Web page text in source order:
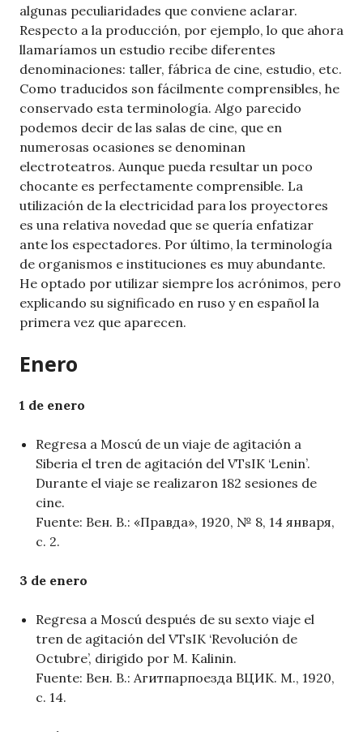
algunas peculiaridades que conviene aclarar.
Respecto a la producción, por ejemplo, lo que ahora
llamaríamos un estudio recibe diferentes
denominaciones: taller, fábrica de cine, estudio, etc.
Como traducidos son fácilmente comprensibles, he
conservado esta terminología. Algo parecido
podemos decir de las salas de cine, que en
numerosas ocasiones se denominan
electroteatros. Aunque pueda resultar un poco
chocante es perfectamente comprensible. La
utilización de la electricidad para los proyectores
es una relativa novedad que se quería enfatizar
ante los espectadores. Por último, la terminología
de organismos e instituciones es muy abundante.
He optado por utilizar siempre los acrónimos, pero
explicando su significado en ruso y en español la
primera vez que aparecen.
Enero
1 de enero
Regresa a Moscú de un viaje de agitación a
Siberia el tren de agitación del VTsIK ‘Lenin’.
Durante el viaje se realizaron 182 sesiones de
cine.
Fuente: Вен. В.: «Правда», 1920, № 8, 14 января,
с. 2.
3 de enero
Regresa a Moscú después de su sexto viaje el
tren de agitación del VTsIK ‘Revolución de
Octubre’, dirigido por M. Kalinin.
Fuente: Вен. В.: Агитпарпоезда ВЦИК. М., 1920,
с. 14.